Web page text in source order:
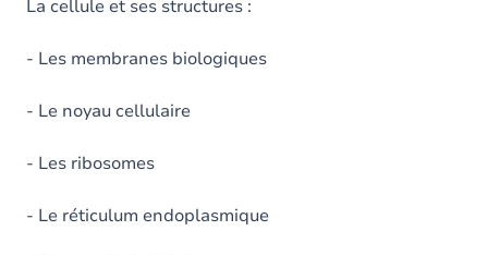
La cellule et ses structures :
- Les membranes biologiques
- Le noyau cellulaire
- Les ribosomes
- Le réticulum endoplasmique